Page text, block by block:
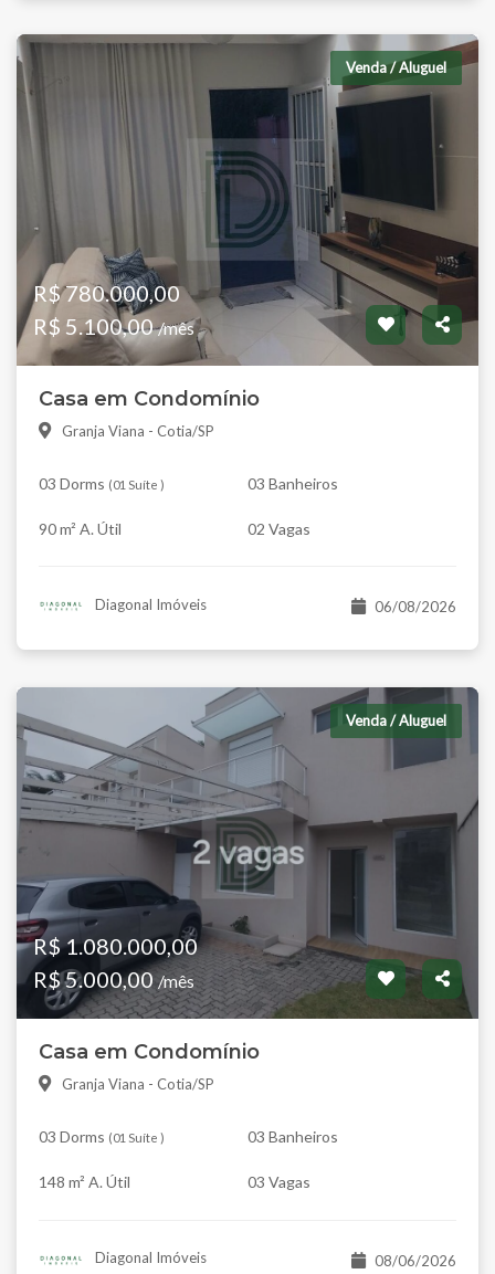
Venda / Aluguel
R$ 780.000,00
R$ 5.100,00/mês
Casa em Condomínio
Granja Viana - Cotia/SP
03 Dorms (01 Suíte ) 03 Banheiros
90 m² A. Útil 02 Vagas
Diagonal Imóveis 06/08/2026
Venda / Aluguel
R$ 1.080.000,00
R$ 5.000,00/mês
Casa em Condomínio
Granja Viana - Cotia/SP
03 Dorms (01 Suíte ) 03 Banheiros
148 m² A. Útil 03 Vagas
Diagonal Imóveis 08/06/2026